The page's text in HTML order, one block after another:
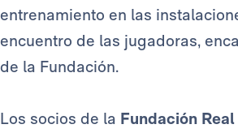
entrenamiento en las
encuentro de las jugadoras,
de la Fundación.
Los socios de la Fundación